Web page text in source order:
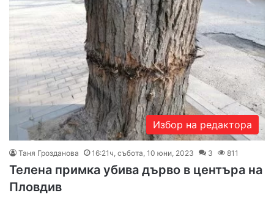
Избор на редактора
Таня Грозданова 16:21ч, събота, 10 юни, 2023 3 811
Телена примка убива дърво в центъра на
Пловдив